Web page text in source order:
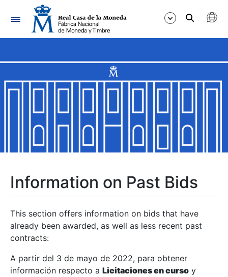
Navigation
Show/Hide
Show/Hide
Show/Hide
Show/Hide
Show/Hide
Information on Past Bids
This section offers information on bids that have
already been awarded, as well as less recent past
contracts:
A partir del 3 de mayo de 2022, para obtener
información respecto a Licitaciones en curso y